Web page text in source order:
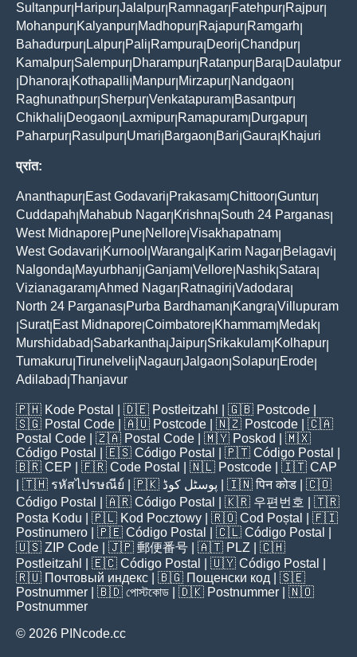
Sultanpur Haripur Jalalpur Ramnagar Fatehpur Rajpur
Mohanpur Kalyanpur Madhopur Rajapur Ramgarh
Bahadurpur Lalpur Pali Rampura Deori Chandpur
Kamalpur Salempur Dharampur Ratanpur Bara Daulatpur
Dhanora Kothapalli Manpur Mirzapur Nandgaon
Raghunathpur Sherpur Venkatapuram Basantpur
Chikhali Deogaon Laxmipur Ramapuram Durgapur
Paharpur Rasulpur Umari Bargaon Bari Gaura Khajuri
प्रांत:
Ananthapur East Godavari Prakasam Chittoor Guntur
Cuddapah Mahabub Nagar Krishna South 24 Parganas
West Midnapore Pune Nellore Visakhapatnam
West Godavari Kurnool Warangal Karim Nagar Belagavi
Nalgonda Mayurbhanj Ganjam Vellore Nashik Satara
Vizianagaram Ahmed Nagar Ratnagiri Vadodara
North 24 Parganas Purba Bardhaman Kangra Villupuram
Surat| East Midnapore Coimbatore Khammam Medak
Murshidabad Sabarkantha Jaipur Srikakulam Kolhapur
Tumakuru Tirunelveli Nagaur Jalgaon Solapur Erode
Adilabad Thanjavur
🇵🇭 Kode Postal | 🇩🇪 Postleitzahl | 🇬🇧 Postcode
🇸🇬 Postal Code | 🇦🇺 Postcode | 🇳🇿 Postcode | 🇨🇦
Postal Code | 🇿🇦 Postal Code | 🇲🇾 Poskod
| 🇲🇽
Código Postal
| 🇪🇸 Código Postal | 🇵🇹 Código Postal
🇧🇷 CEP | 🇫🇷 Code Postal | 🇳🇱 Postcode | 🇮🇹 CAP
| 🇹🇭 รหัสไปรษณีย์ | 🇵🇰 پوسٹل کوڈ | 🇮🇳पिन कोड | 🇨🇴
Código Postal
| 🇦🇷 Código Postal | 🇰🇷 우편번호
| 🇹🇷
Posta Kodu | 🇵🇱 Kod Pocztowy | 🇷🇴 Cod Poștal
| 🇫🇮
Postinumero | 🇵🇪 Código Postal | 🇨🇱 Código Postal
🇺🇸 ZIP Code | 🇯🇵 郵便番号 | 🇦🇹 PLZ | 🇨🇭
Postleitzahl
| 🇪🇨 Código Postal | 🇺🇾 Código Postal
🇷🇺 Почтовый индекс | 🇧🇬 Пощенски код | 🇸🇪
Postnummer | 🇧🇩 পোস্টকোড | 🇩🇰 Postnummer | 🇳🇴
Postnummer
© 2026 PINcode.cc